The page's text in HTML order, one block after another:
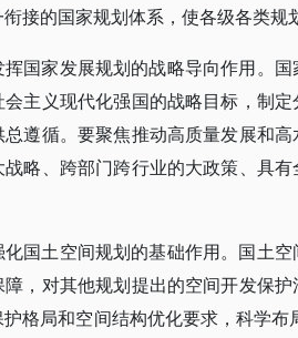
接的国家规划体系，使各级各类规
国家发展规划的战略导向作用。
主义现代化强国的战略目标，制
遵循。要聚焦推动高质量发展和
略、跨部门跨行业的大政策、具
国土空间规划的基础作用。国土
，对其他规划提出的空间开发保
格局和空间结构优化要求，科学